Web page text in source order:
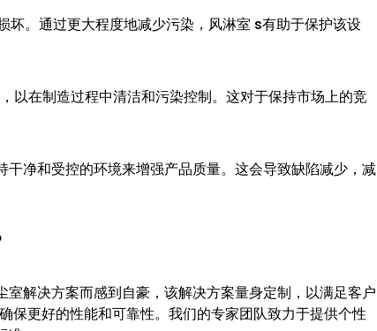
。通过更大程度地减少污染，风淋室 s有助于保护该设
以在制造过程中清洁和污染控制。这对于保持市场上的竞
干净和受控的环境来增强产品质量。这会导致缺陷减少，减
解决方案而感到自豪，该解决方案量身定制，以满足客户
保更好的性能和可靠性。我们的专家团队致力于提供个性